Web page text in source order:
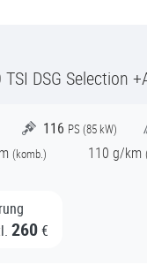
TSI DSG Selection
116 PS (85 kW)
(komb.) 110 g/km
260€